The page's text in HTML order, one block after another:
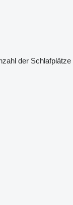
der Schlafplätze